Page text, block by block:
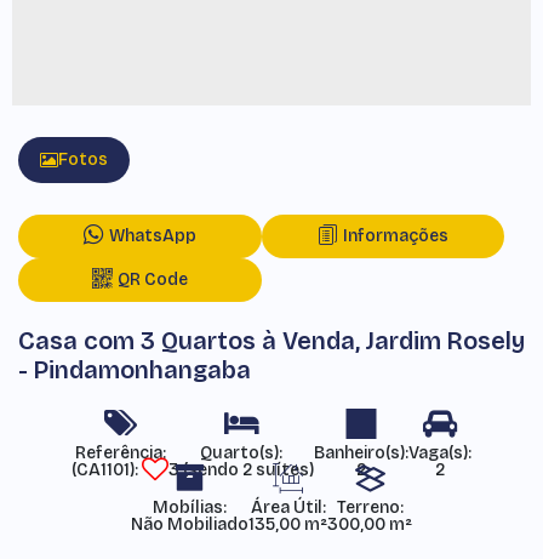
Fotos
WhatsApp Informações
QR Code
Casa com 3 Quartos à Venda, Jardim Rosely
- Pindamonhangaba
Referência:
(CA1101)
3 (sendo 2 suítes) 2
2
Mobílias:
Não Mobiliado
Área Útil:
135,00 m²
Terreno:
300,00 m²